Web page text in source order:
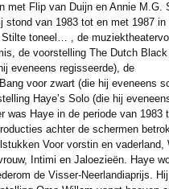
met Flip van Duijn en Annie M.G.
stond van 1983 tot en met 1987 in
toneel… , de
de voorstelling The Dutch
eveneens regisseerde), de
voor zwart (die hij eveneens
Haye’s Solo (die hij
was Haye in de periode van 1983
achter de schermen
Voor vorstin en vaderland,
Intimi en Jaloezieën. Haye
de Visser-Neerlandiaprijs. Hij